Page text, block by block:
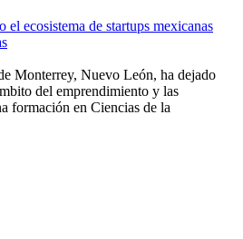
ecosistema de startups mexicanas
Monterrey, Nuevo León, ha dejado
del emprendimiento y las
formación en Ciencias de la